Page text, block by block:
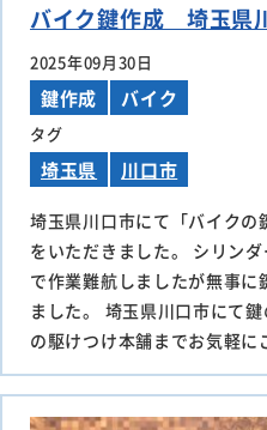
バイク鍵作成 埼玉県
2025年09月30日
鍵作成 バイク
タグ
埼玉県 川口市
埼玉県川口市にて「バイク
をいただきました。 シリン
で作業難航しましたが無事に
ました。 埼玉県川口市にて
の駆けつけ本舗までお気軽に